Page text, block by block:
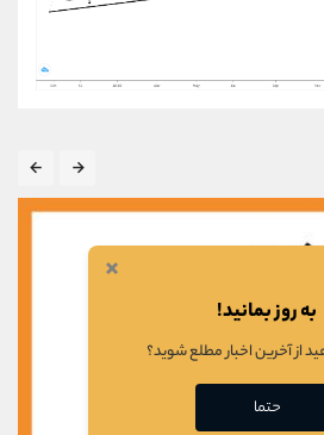
×
به روز بمانید!
از آخرین اخبار مطلع شوید؟
حتما